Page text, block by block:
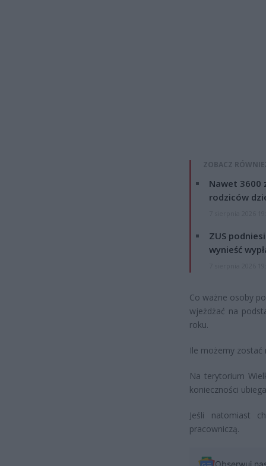
ZOBACZ
Nawet 3600
rodziców
ZUS
wynieść
Co ważne osoby
wjeżdżać na
roku.
Ile możemy zostać
Na terytorium
konieczności
Jeśli natomiast
pracowniczą.
Obserwuj